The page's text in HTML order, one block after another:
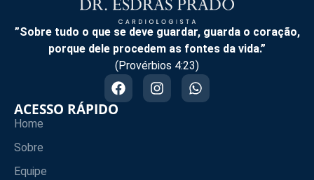
”Sobre tudo o que se deve guardar, guarda o coração,
porque dele procedem as fontes da vida.”
(Provérbios 4:23)
ACESSO RÁPIDO
Home
Sobre
Equipe